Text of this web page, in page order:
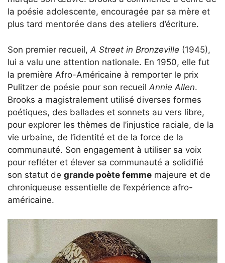
la poésie adolescente, encouragée par sa mère et
plus tard mentorée dans des ateliers d’écriture.
Son premier recueil, A Street in Bronzeville (1945),
lui a valu une attention nationale. En 1950, elle fut
la première Afro-Américaine à remporter le prix
Pulitzer de poésie pour son recueil Annie Allen.
Brooks a magistralement utilisé diverses formes
poétiques, des ballades et sonnets au vers libre,
pour explorer les thèmes de l’injustice raciale, de la
vie urbaine, de l’identité et de la force de la
communauté. Son engagement à utiliser sa voix
pour refléter et élever sa communauté a solidifié
son statut de grande poète femme majeure et de
chroniqueuse essentielle de l’expérience afro-
américaine.